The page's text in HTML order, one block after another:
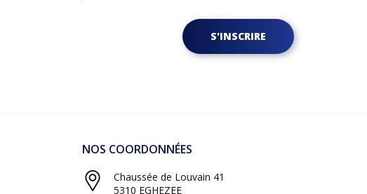
S'INSCRIRE
NOS COORDONNÉES
Chaussée de Louvain 41
5310 EGHEZEE